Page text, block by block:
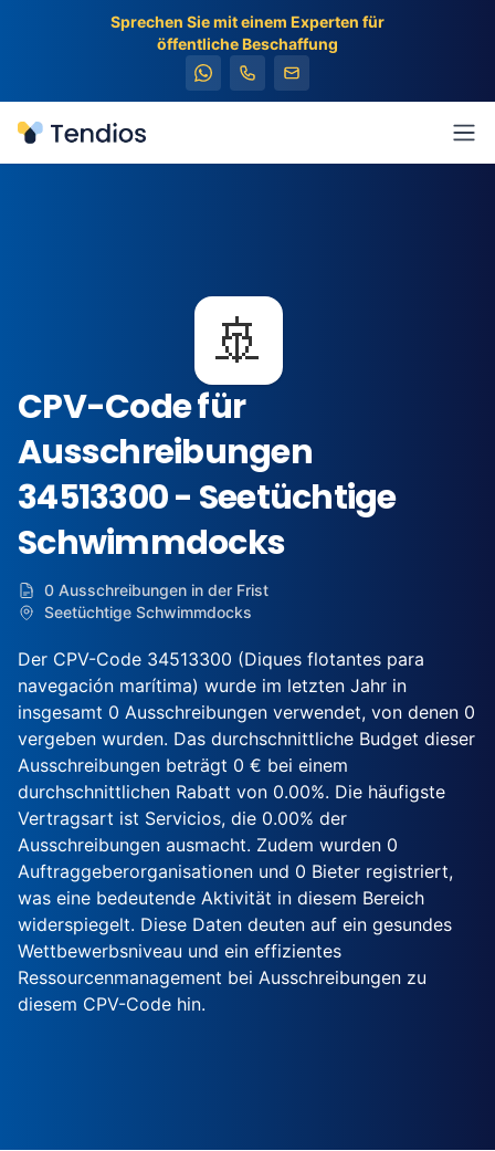
Sprechen Sie mit einem Experten für
öffentliche Beschaffung
Tendios
🚢
CPV-Code für
Ausschreibungen
34513300 - Seetüchtige
Schwimmdocks
0 Ausschreibungen in der Frist
Seetüchtige Schwimmdocks
Der CPV-Code 34513300 (Diques flotantes para
navegación marítima) wurde im letzten Jahr in
insgesamt 0 Ausschreibungen verwendet, von denen 0
vergeben wurden. Das durchschnittliche Budget dieser
Ausschreibungen beträgt 0 € bei einem
durchschnittlichen Rabatt von 0.00%. Die häufigste
Vertragsart ist Servicios, die 0.00% der
Ausschreibungen ausmacht. Zudem wurden 0
Auftraggeberorganisationen und 0 Bieter registriert,
was eine bedeutende Aktivität in diesem Bereich
widerspiegelt. Diese Daten deuten auf ein gesundes
Wettbewerbsniveau und ein effizientes
Ressourcenmanagement bei Ausschreibungen zu
diesem CPV-Code hin.